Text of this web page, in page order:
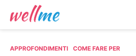
APPROFONDIMENTI COME FARE PER